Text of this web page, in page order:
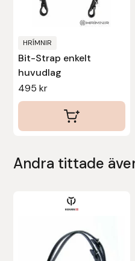
HRÍMNIR
Bit-Strap enkelt
huvudlag
495kr
väljas
produktsidan
Andra tittade
produkten
Nammi Godis
Natur & Kultur bokförlag
Nyttorp
Parisol
PAVO
Pharmakas
Professional’s Choice